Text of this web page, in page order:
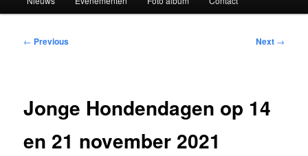
Post
← Previous Next →
Jonge Hondendagen op 14
en 21 november 2021